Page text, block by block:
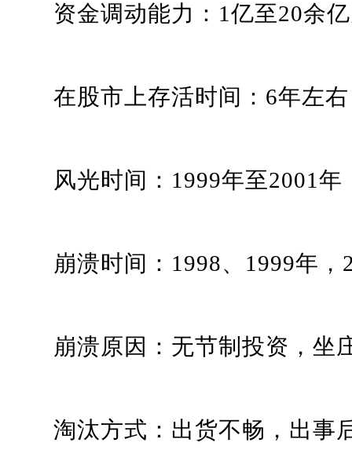
资金调动能力：1亿至20余
在股市上存活时间：6年左右
风光时间：1999年至2001年
崩溃时间：1998、1999年，
崩溃原因：无节制投资，坐
淘汰方式：出货不畅，出事